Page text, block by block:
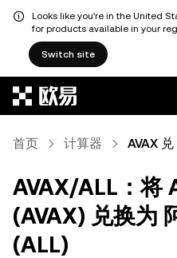
Looks like you're in the United
for products available in your
Switch site
首页 计算器 AVAX
AVAX/ALL：将
(AVAX) 兑换为
(ALL)